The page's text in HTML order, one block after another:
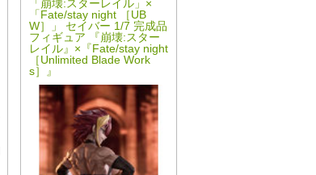
「崩壊:スターレイル」×
「Fate/stay night ［UB
W］」 セイバー 1/7 完成品
フィギュア 『崩壊:スター
レイル』×『Fate/stay night
［Unlimited Blade Work
s］』